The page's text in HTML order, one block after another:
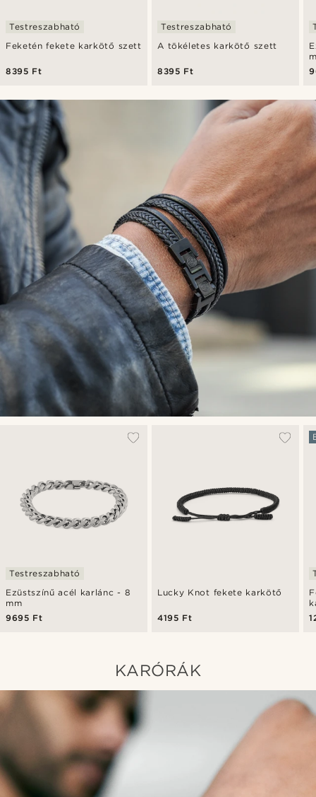
Feketén fekete karkötő szett
Testreszabható
8395 Ft
A tökéletes karkötő szett
Testreszabható
8395 Ft
Ezüstszínű acél karlánc - 8
mm
Testreszabható
9695 Ft
Lucky Knot fekete karkötő
4195 Ft
KARÓRÁK